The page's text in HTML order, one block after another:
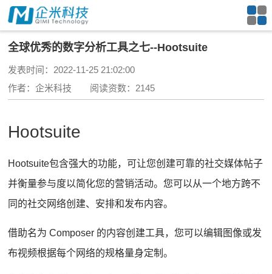
全球优秀的数字分析工具之七--Hootsuite
发表时间：2022-11-25 21:02:00
作者：企米科技 阅读资数：2145
Hootsuite
Hootsuite包含强大的功能，可让您创建可靠的社交媒体帖子
并衡量参与度以简化您的营销活动。您可以从一个地方跨不
同的社交网络创建、安排和发布内容。
借助名为 Composer 的内容创建工具，您可以编辑图像或发
布视频根据每个网络的规格量身定制。